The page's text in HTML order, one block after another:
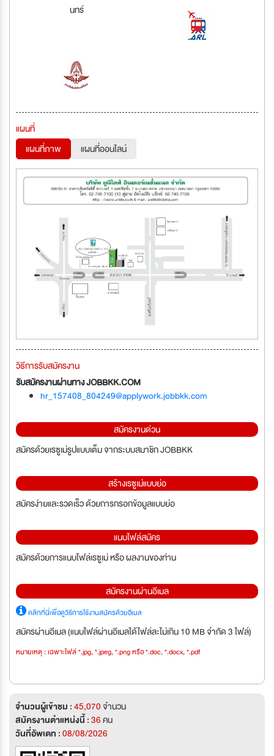
นทร์
แผนที่
แผนที่ภาพ
แผนที่ออนไลน์
วิธีการรับสมัครงาน
รับสมัครงานผ่านทาง JOBBKK.COM
hr_157408_804249@applywork.jobbkk.com
สมัครงานด่วน
สมัครด้วยเรซูเม่รูปแบบเต็ม จากระบบสมาชิก JOBBKK
สร้างเรซูเม่แบบย่อ
สมัครง่ายและรวดเร็ว ด้วยการกรอกข้อมูลแบบย่อ
แนบไฟล์สมัคร
สมัครด้วยการแนบไฟล์เรซูเม่ หรือ ผลงานของท่าน
สมัครงานผ่านอีเมล
คลิกที่นี่เพื่อดูวิธีการใช้งานสมัครด้วยอีเมล
สมัครผ่านอีเมล (แนบไฟล์ผ่านอีเมลได้ไฟล์ละไม่เกิน 10 MB จำกัด 3 ไฟล์)
หมายเหตุ : เฉพาะไฟล์ *.jpg, *.jpeg, *.png หรือ *.doc, *.docx, *.pdf
จำนวนผู้เข้าชม :45,070จำนวน
สมัครงานตำแหน่งนี้ :36คน
วันที่อัพเดท :08/08/2026